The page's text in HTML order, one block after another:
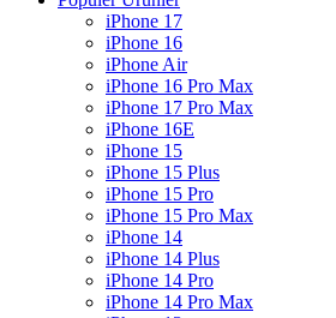
iPhone 17
iPhone 16
iPhone Air
iPhone 16 Pro Max
iPhone 17 Pro Max
iPhone 16E
iPhone 15
iPhone 15 Plus
iPhone 15 Pro
iPhone 15 Pro Max
iPhone 14
iPhone 14 Plus
iPhone 14 Pro
iPhone 14 Pro Max